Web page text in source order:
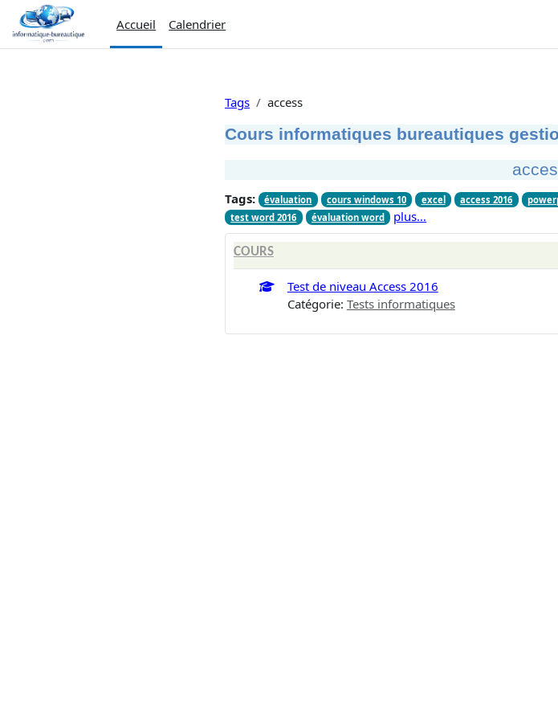
Passer au contenu principal
Accueil
Calendrier
Tags access
Cours informatiques bureautiques
Tags: évaluation cours windows 10 excel access 2016
test word 2016
évaluation word plus…
COURS
Test de niveau Access 2016
Catégorie: Tests informatiques